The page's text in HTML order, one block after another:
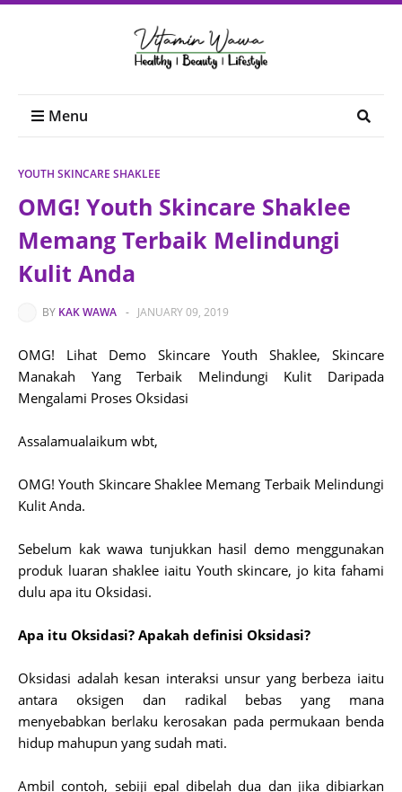
Menu
YOUTH SKINCARE SHAKLEE
OMG! Youth Skincare Shaklee
Memang Terbaik Melindungi
Kulit Anda
BY KAK WAWA - JANUARY 09, 2019
OMG! Lihat Demo Skincare Youth Shaklee, Skincare
Manakah Yang Terbaik Melindungi Kulit Daripada
Mengalami Proses Oksidasi
Assalamualaikum wbt,
OMG! Youth Skincare Shaklee Memang Terbaik Melindungi
Kulit Anda.
Sebelum kak wawa tunjukkan hasil demo menggunakan
produk luaran shaklee iaitu Youth skincare, jo kita fahami
dulu apa itu Oksidasi.
Apa itu Oksidasi? Apakah definisi Oksidasi?
Oksidasi adalah kesan interaksi unsur yang berbeza iaitu
antara oksigen dan radikal bebas yang mana
menyebabkan berlaku kerosakan pada permukaan benda
hidup mahupun yang sudah mati.
Ambil contoh, sebiji epal dibelah dua dan jika dibiarkan